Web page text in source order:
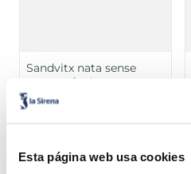
Esta página web usa cookies
Sandvitx nata sense
sucres afegits
Sin azucares añadidos
2,99 €
Caixa 6 u 600
Añadir